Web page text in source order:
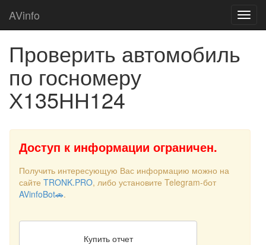
AVinfo
Проверить автомобиль
по госномеру
Х135НН124
Доступ к информации ограничен.
Получить интересующую Вас информацию можно на
сайте TRONK.PRO, либо установите Telegram-бот
AVinfoBot🚗.
Купить отчет